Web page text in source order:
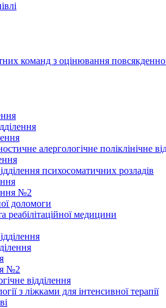
команд з оцінювання
алергологічне поліклінічне
психосоматичних розладів
№2
доломоги
реабілітаційної медицини
№2
відділення
з ліжками для інтенсивної терапії